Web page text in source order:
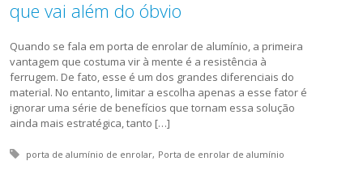
que vai além do óbvio
Quando se fala em porta de enrolar de alumínio, a primeira
vantagem que costuma vir à mente é a resistência à
ferrugem. De fato, esse é um dos grandes diferenciais do
material. No entanto, limitar a escolha apenas a esse fator é
ignorar uma série de benefícios que tornam essa solução
ainda mais estratégica, tanto […]
Tagged with:
porta de alumínio de enrolar Porta de enrolar de alumínio